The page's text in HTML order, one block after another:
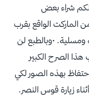
شراء بعض
الماركت الواقع بقرب
ومسلية. •وبالطبع لن
هذا الصرح الكبير
بهذه الصور لكي
زيارة قوس النصر.